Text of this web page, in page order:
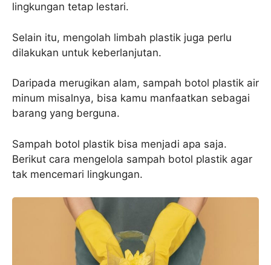
lingkungan tetap lestari.
Selain itu, mengolah limbah plastik juga perlu
dilakukan untuk keberlanjutan.
Daripada merugikan alam, sampah botol plastik air
minum misalnya, bisa kamu manfaatkan sebagai
barang yang berguna.
Sampah botol plastik bisa menjadi apa saja.
Berikut cara mengelola sampah botol plastik agar
tak mencemari lingkungan.